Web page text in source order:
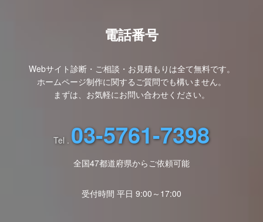
電話番号
Webサイト診断・ご相談・お見積もりは全て無料です。
ホームページ制作に関するご質問でも構いません。
まずは、お気軽にお問い合わせください。
Tel . 03-5761-7398
全国47都道府県からご依頼可能
受付時間 平日 9:00～17:00